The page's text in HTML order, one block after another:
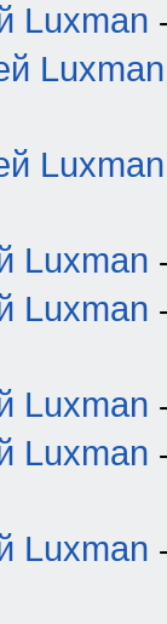
Luxman
Luxman
Luxman
Luxman
Luxman
Luxman
Luxman
Luxman